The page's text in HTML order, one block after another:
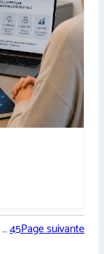
…45Page suivante